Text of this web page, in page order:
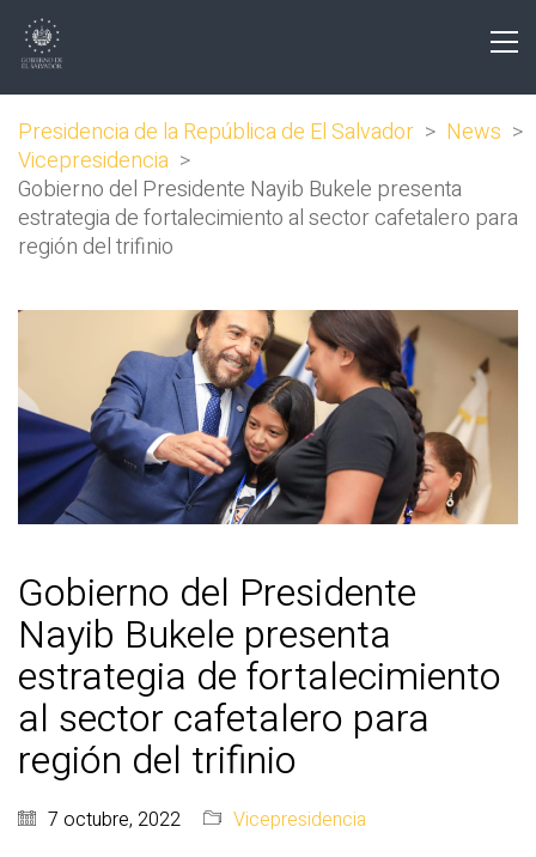
Presidencia de la República de El Salvador > News >
Vicepresidencia >
Gobierno del Presidente Nayib Bukele presenta
estrategia de fortalecimiento al sector cafetalero para
región del trifinio
Gobierno del Presidente
Nayib Bukele presenta
estrategia de fortalecimiento
al sector cafetalero para
región del trifinio
7 octubre, 2022 Vicepresidencia